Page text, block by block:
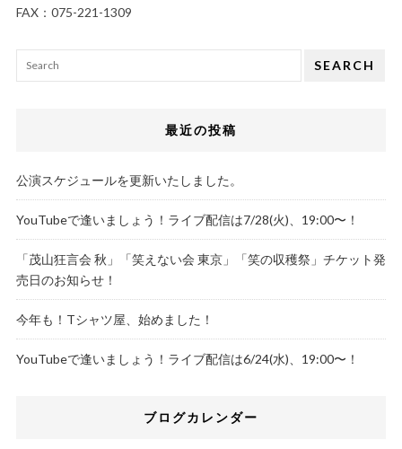
FAX：075-221-1309
SEARCH
最近の投稿
公演スケジュールを更新いたしました。
YouTubeで逢いましょう！ライブ配信は7/28(火)、19:00〜！
「茂山狂言会 秋」「笑えない会 東京」「笑の収穫祭」チケット発
売日のお知らせ！
今年も！Tシャツ屋、始めました！
YouTubeで逢いましょう！ライブ配信は6/24(水)、19:00〜！
ブログカレンダー